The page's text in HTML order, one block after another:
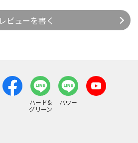
レビューを書く
ハード&
グリーン
パワー